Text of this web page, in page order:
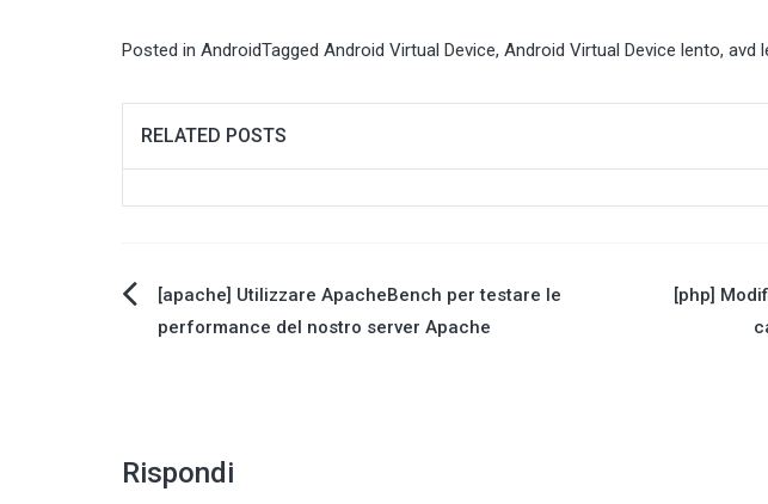
Posted in AndroidTagged Android Virtual Device, Android Virtual Device lento, avd
RELATED POSTS
Navigazione
[apache] Utilizzare ApacheBench per testare le
performance del nostro server Apache
[php]
Rispondi